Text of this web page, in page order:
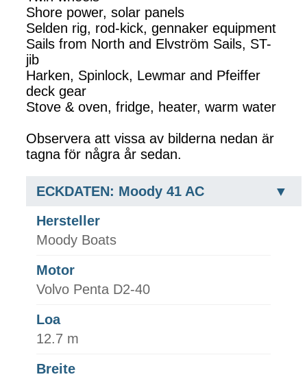
Shore power, solar panels
Selden rig, rod-kick, gennaker equipment
Sails from North and Elvström Sails, ST-
jib
Harken, Spinlock, Lewmar and Pfeiffer
deck gear
Stove & oven, fridge, heater, warm water
Observera att vissa av bilderna nedan är
tagna för några år sedan.
ECKDATEN: Moody 41 AC
Hersteller
Moody Boats
Motor
Volvo Penta D2-40
Loa
12.7 m
Breite